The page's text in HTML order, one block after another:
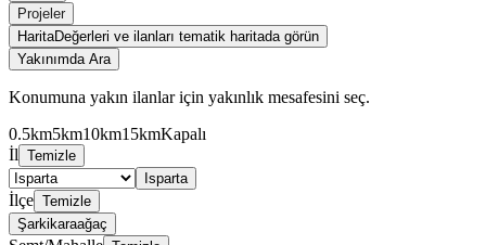
Projeler
HaritaDeğerleri ve ilanları tematik haritada görün
Yakınımda Ara
Konumuna yakın ilanlar için yakınlık mesafesini seç.
0.5km5km10km15kmKapalı
İl Temizle
Isparta
İlçe Temizle
Şarkikaraağaç